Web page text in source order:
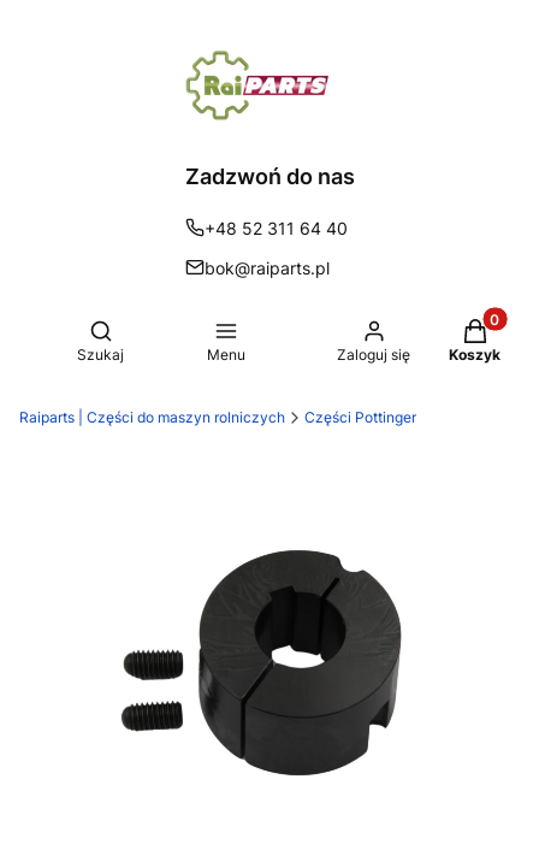
Zadzwoń do nas
+48 52 311 64 40
bok@raiparts.pl
Otwórz wyszukiwarkę
Szukaj Menu Zaloguj się Koszyk
Raiparts | Części do maszyn rolniczych Części Pottinger